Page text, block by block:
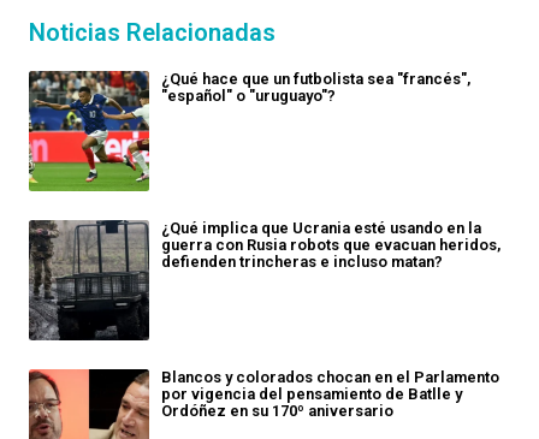
Noticias Relacionadas
¿Qué hace que un futbolista sea "francés",
"español" o "uruguayo"?
¿Qué implica que Ucrania esté usando en la
guerra con Rusia robots que evacuan heridos,
defienden trincheras e incluso matan?
Blancos y colorados chocan en el Parlamento
por vigencia del pensamiento de Batlle y
Ordóñez en su 170º aniversario